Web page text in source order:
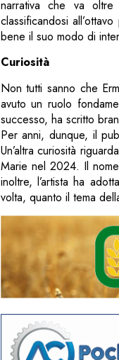
narrativa che va
classificandosi
bene il suo modo di
Curiosità
Non tutti sanno che
avuto un ruolo
successo, ha scritto
Per anni, dunque, il
Un’altra curiosità
Marie nel 2024. Il
inoltre, l’artista ha
volta, quanto il tema